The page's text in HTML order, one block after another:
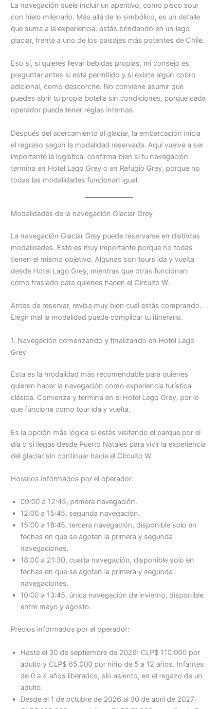
La navegación suele incluir un aperitivo, como pisco sour
con hielo milenario. Más allá de lo simbólico, es un detalle
que suma a la experiencia: estás brindando en un lago
glaciar, frente a uno de los paisajes más potentes de Chile.
Eso sí, si quieres llevar bebidas propias, mi consejo es
preguntar antes si está permitido y si existe algún cobro
adicional, como descorche. No conviene asumir que
puedes abrir tu propia botella sin condiciones, porque cada
operador puede tener reglas internas.
Después del acercamiento al glaciar, la embarcación inicia
el regreso según la modalidad reservada. Aquí vuelve a ser
importante la logística: confirma bien si tu navegación
termina en Hotel Lago Grey o en Refugio Grey, porque no
todas las modalidades funcionan igual.
Modalidades de la navegación Glaciar Grey
La navegación Glaciar Grey puede reservarse en distintas
modalidades. Esto es muy importante porque no todas
tienen el mismo objetivo. Algunas son tours ida y vuelta
desde Hotel Lago Grey, mientras que otras funcionan
como traslado para quienes hacen el Circuito W.
Antes de reservar, revisa muy bien cuál estás comprando.
Elegir mal la modalidad puede complicar tu itinerario.
1. Navegación comenzando y finalizando en Hotel Lago
Grey
Esta es la modalidad más recomendable para quienes
quieren hacer la navegación como experiencia turística
clásica. Comienza y termina en el Hotel Lago Grey, por lo
que funciona como tour ida y vuelta.
Es la opción más lógica si estás visitando el parque por el
día o si llegas desde Puerto Natales para vivir la experiencia
del glaciar sin continuar hacia el Circuito W.
Horarios informados por el operador:
09:00 a 12:45, primera navegación.
12:00 a 15:45, segunda navegación.
15:00 a 18:45, tercera navegación, disponible solo en
fechas en que se agotan la primera y segunda
navegaciones.
18:00 a 21:30, cuarta navegación, disponible solo en
fechas en que se agotan la primera y segunda
navegaciones.
10:00 a 13:45, única navegación de invierno, disponible
entre mayo y agosto.
Precios informados por el operador:
Hasta el 30 de septiembre de 2026: CLP$ 110.000 por
adulto y CLP$ 65.000 por niño de 5 a 12 años. Infantes
de 0 a 4 años liberados, sin asiento, en el regazo de un
adulto.
Desde el 1 de octubre de 2026 al 30 de abril de 2027: